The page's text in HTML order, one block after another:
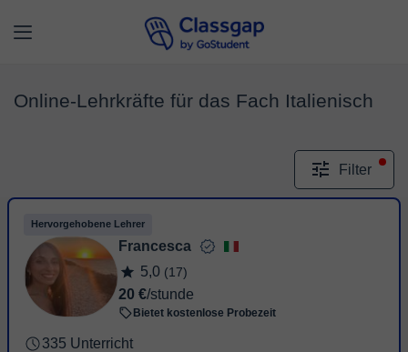
Online-Lehrkräfte für das Fach Italienisch
Filter
Hervorgehobene Lehrer
Francesca
5,0 (17)
20 €/stunde
Bietet kostenlose Probezeit
335 Unterricht